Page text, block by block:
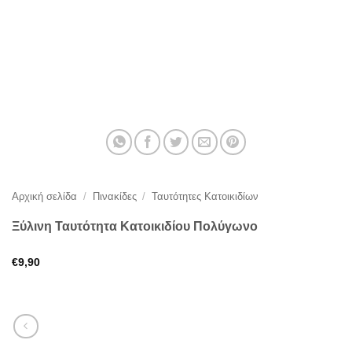
Αρχική σελίδα / Πινακίδες / Ταυτότητες Κατοικιδίων
Ξύλινη Ταυτότητα Κατοικιδίου Πολύγωνο
€9,90